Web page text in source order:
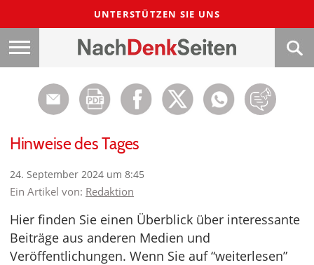
UNTERSTÜTZEN SIE UNS
Hinweise des Tages
24. September 2024 um 8:45
Ein Artikel von: Redaktion
Hier finden Sie einen Überblick über interessante
Beiträge aus anderen Medien und
Veröffentlichungen. Wenn Sie auf “weiterlesen”